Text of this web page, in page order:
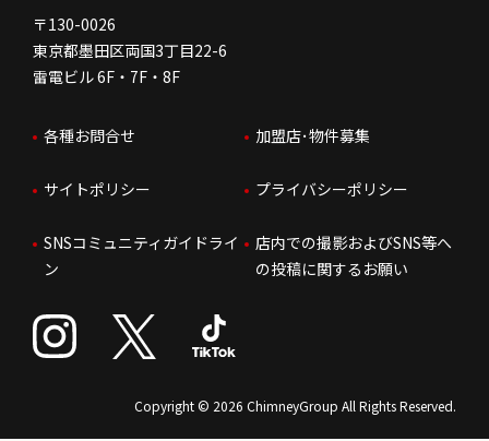
免責事項
株価情報
IRお問合せ
人を知る
はたらく環境
人財育成
サステナビリティ
FC加盟店お問合せ
〒130-0026
東京都墨田区両国3丁目22-6
雷電ビル 6F・7F・8F
各種お問合せ 加盟店･物件募集
サイトポリシー プライバシーポリシー
SNSコミュニティガイドライ
ン
店内での撮影およびSNS等へ
の投稿に関するお願い
Copyright © 2026 ChimneyGroup All Rights Reserved.